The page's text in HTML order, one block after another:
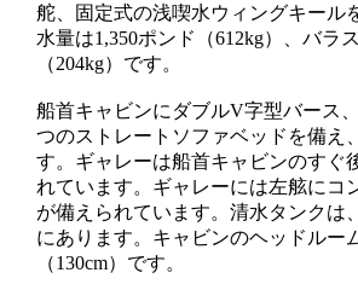
舵、固定式の浅喫水ウィングキール
水量は1,350ポンド（612kg）、バラ
（204kg）です。
船首キャビンにダブルV字型バース
つのストレートソファベッドを備え
す。ギャレーは船首キャビンのすぐ
れています。ギャレーには左舷にコ
が備えられています。清水タンクは
にあります。キャビンのヘッドルー
（130cm）です。